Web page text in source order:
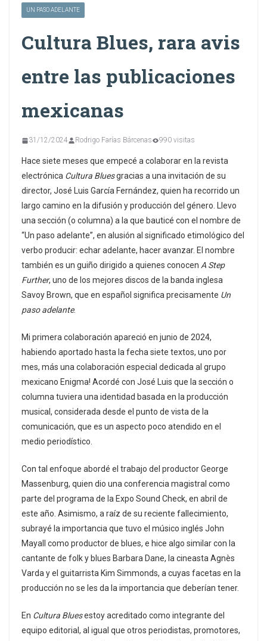
UN PASO ADELANTE
Cultura Blues, rara avis
entre las publicaciones
mexicanas
31/12/2024 Rodrigo Farías Bárcenas 990 visitas
Hace siete meses que empecé a colaborar en la revista
electrónica Cultura Bluesgracias a una invitación de su
director, José Luis García Fernández, quien ha recorrido un
largo camino en la difusión y producción del género. Llevo
una sección (o columna) a la que bauticé con el nombre de
“Un paso adelante”, en alusión al significado etimológico del
verbo producir: echar adelante, hacer avanzar. El nombre
también es un guiño dirigido a quienes conocen A Step
Further, uno de los mejores discos de la banda inglesa
Savoy Brown, que en español significa precisamente Un
paso adelante.
Mi primera colaboración apareció en junio de 2024,
habiendo aportado hasta la fecha siete textos, uno por
mes, más una colaboración especial dedicada al grupo
mexicano Enigma! Acordé con José Luis que la sección o
columna tuviera una identidad basada en la producción
musical, considerada desde el punto de vista de la
comunicación, que es un aspecto poco atendido en el
medio periodístico.
Con tal enfoque abordé el trabajo del productor George
Massenburg, quien dio una conferencia magistral como
parte del programa de la Expo Sound Check, en abril de
este año. Asimismo, a raíz de su reciente fallecimiento,
subrayé la importancia que tuvo el músico inglés John
Mayall como productor de blues, e hice algo similar con la
cantante de folk y blues Barbara Dane, la cineasta Agnès
Varda y el guitarrista Kim Simmonds, a cuyas facetas en la
producción no se les da la importancia que deberían tener.
En Cultura Bluesestoy acreditado como integrante del
equipo editorial, al igual que otros periodistas, promotores,